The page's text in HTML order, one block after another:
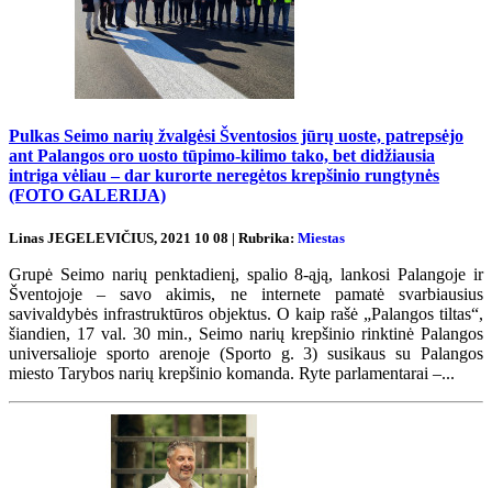
Pulkas Seimo narių žvalgėsi Šventosios jūrų uoste, patrepsėjo
ant Palangos oro uosto tūpimo-kilimo tako, bet didžiausia
intriga vėliau – dar kurorte neregėtos krepšinio rungtynės
(FOTO GALERIJA)
Linas JEGELEVIČIUS, 2021 10 08 | Rubrika: Miestas
Grupė Seimo narių penktadienį, spalio 8-ąją, lankosi Palangoje ir
Šventojoje – savo akimis, ne internete pamatė svarbiausius
savivaldybės infrastruktūros objektus. O kaip rašė „Palangos tiltas“,
šiandien, 17 val. 30 min., Seimo narių krepšinio rinktinė Palangos
universalioje sporto arenoje (Sporto g. 3) susikaus su Palangos
miesto Tarybos narių krepšinio komanda. Ryte parlamentarai –...